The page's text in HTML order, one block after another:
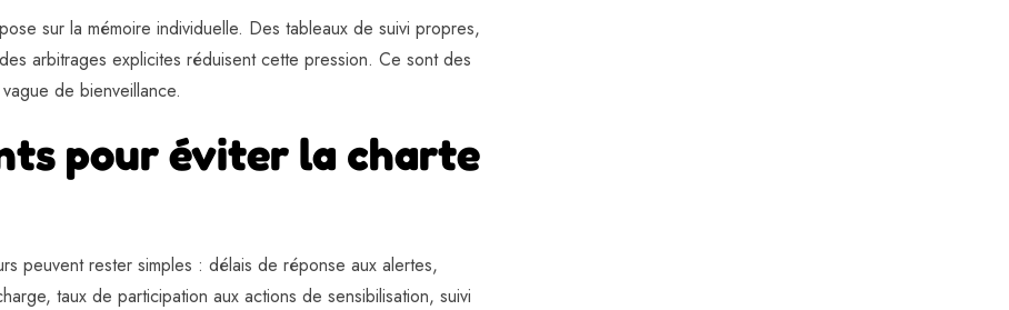
sur la mémoire individuelle. Des tableaux de suivi propres,
arbitrages explicites réduisent cette pression. Ce sont des
de bienveillance.
pour éviter la charte
peuvent rester simples : délais de réponse aux alertes,
taux de participation aux actions de sensibilisation, suivi